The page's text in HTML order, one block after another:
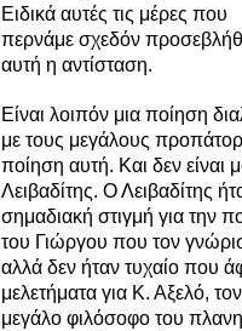
Ειδικά αυτές τις μέρες που
περνάμε σχεδόν
αυτή η αντίσταση.
Είναι λοιπόν μια ποίηση
με τους μεγάλους
ποίηση αυτή. Και δεν είναι
Λειβαδίτης. Ο Λειβαδίτης
σημαδιακή στιγμή για την
του Γιώργου που τον
αλλά δεν ήταν τυχαίο που
μελετήματα για Κ. Αξελό, τον
μεγάλο φιλόσοφο του